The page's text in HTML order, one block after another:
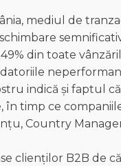
mediul de
din toate
indică și faptul
timp ce
Country
clienților B2B de